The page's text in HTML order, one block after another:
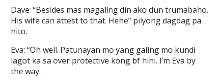
Dave: “Besides mas magaling din ako dun trumabaho.
His wife can attest to that. Hehe” pilyong dagdag pa
nito.
Eva: “Oh well. Patunayan mo yang galing mo kundi
lagot ka sa over protective kong bf hihi. I’m Eva by
the way.